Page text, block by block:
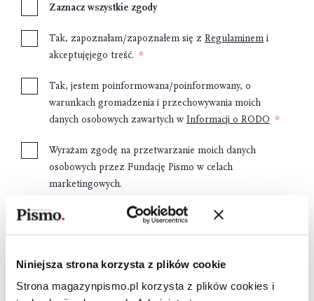
Niniejsza strona korzysta z plików cookie
Strona magazynpismo.pl korzysta z plików cookies i
Zaznacz wszystkie zgody
Tak, zapoznałam/zapoznałem się z Regulaminem i
akceptujęjego treść.
Tak, jestem poinformowana/poinformowany, o
warunkach gromadzenia i przechowywania moich
danych osobowych zawartych w Informacji o RODO
Wyrażam zgodę na przetwarzanie moich danych
osobowych przez Fundację Pismo w celach
marketingowych.
Załóż konto
Dostawa